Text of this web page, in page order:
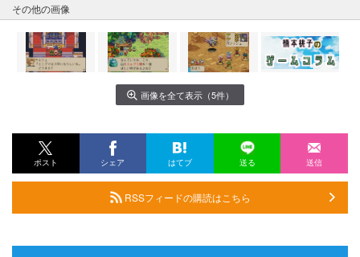
その他の画像
画像を全て表示（5件）
ポスト シェア はてブ 送る 送信
RSSフィードの購読はこちら